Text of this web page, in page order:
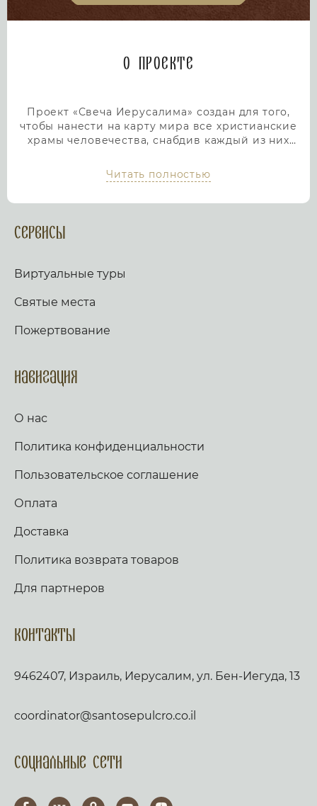
О проекте
Проект «Свеча Иерусалима» создан для того,
чтобы нанести на карту мира все христианские
храмы человечества, снабдив каждый из них
мы дадим людям возможность посетить любой
храм или дольмен не выходя из дома, просто
помощь в возжжения свечей за здравие и
упокой в христианских храмах Иерусалима и
вопросом. Письма помещаются в Стену Плача,
Благодатным огнем.
товаров, освященных на камне Миропомазания.
Читать полностью
Сервисы
Виртуальные туры
Святые места
Пожертвование
Навигация
О нас
Политика конфиденциальности
Пользовательское соглашение
Оплата
Доставка
Политика возврата товаров
Для партнеров
Контакты
9462407, Израиль, Иерусалим, ул. Бен-Иегуда, 13
coordinator@santosepulcro.co.il
Социальные сети